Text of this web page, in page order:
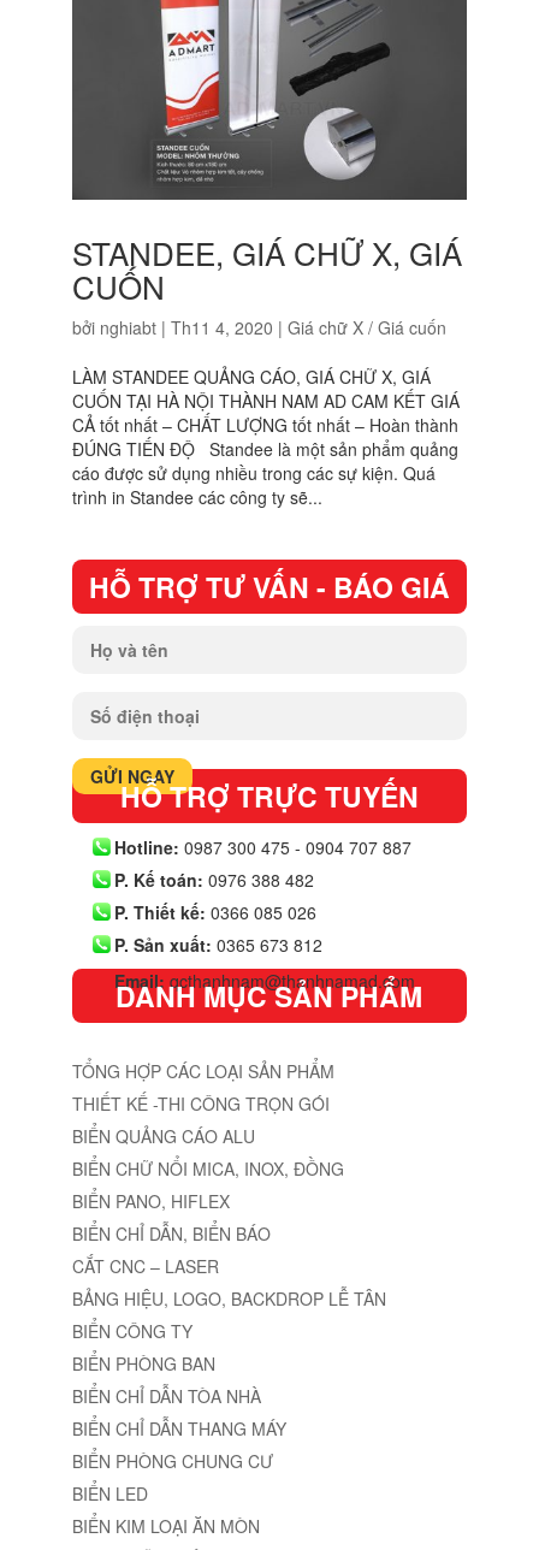
STANDEE, GIÁ CHỮ X, GIÁ
CUỐN
bởi nghiabt| Th11 4, 2020 | Giá chữ X / Giá cuốn
LÀM STANDEE QUẢNG CÁO, GIÁ CHỮ X, GIÁ
CUỐN TẠI HÀ NỘI THÀNH NAM AD CAM KẾT GIÁ
CẢ tốt nhất – CHẤT LƯỢNG tốt nhất – Hoàn thành
ĐÚNG TIẾN ĐỘ Standee là một sản phẩm quảng
cáo được sử dụng nhiều trong các sự kiện. Quá
trình in Standee các công ty sẽ...
HỖ TRỢ TƯ VẤN - BÁO GIÁ
HỖ TRỢ TRỰC TUYẾN
Hotline: 0987 300 475 - 0904 707 887
P. Kế toán: 0976 388 482
P. Thiết kế: 0366 085 026
P. Sản xuất: 0365 673 812
Email: qcthanhnam@thanhnamad.com
DANH MỤC SẢN PHẨM
TỔNG HỢP CÁC LOẠI SẢN PHẨM
THIẾT KẾ -THI CÔNG TRỌN GÓI
BIỂN QUẢNG CÁO ALU
BIỂN CHỮ NỔI MICA, INOX, ĐỒNG
BIỂN PANO, HIFLEX
BIỂN CHỈ DẪN, BIỂN BÁO
CẮT CNC – LASER
BẢNG HIỆU, LOGO, BACKDROP LỄ TÂN
BIỂN CÔNG TY
BIỂN PHÒNG BAN
BIỂN CHỈ DẪN TÒA NHÀ
BIỂN CHỈ DẪN THANG MÁY
BIỂN PHÒNG CHUNG CƯ
BIỂN LED
BIỂN KIM LOẠI ĂN MÒN